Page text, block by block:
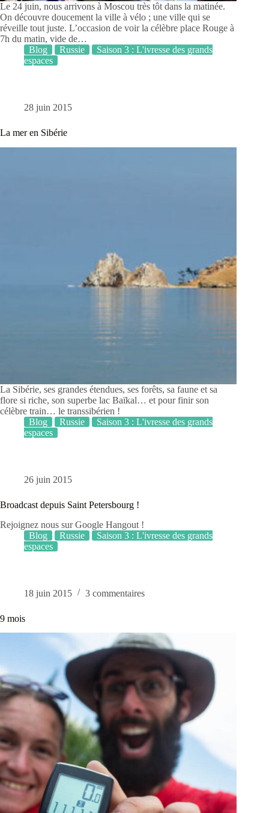
Le 24 juin, nous arrivons à Moscou très tôt dans la matinée.
On découvre doucement la ville à vélo ; une ville qui se
réveille tout juste. L’occasion de voir la célèbre place Rouge à
7h du matin, vide de…
Blog
Russie
Saison 3 : L'ivresse des grands
espaces
28 juin 2015
La mer en Sibérie
La Sibérie, ses grandes étendues, ses forêts, sa faune et sa
flore si riche, son superbe lac Baïkal… et pour finir son
célèbre train… le transsibérien !
Blog
Russie
Saison 3 : L'ivresse des grands
espaces
26 juin 2015
Broadcast depuis Saint Petersbourg !
Rejoignez nous sur Google Hangout !
Blog
Russie
Saison 3 : L'ivresse des grands
espaces
18 juin 2015 3 commentaires
9 mois